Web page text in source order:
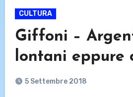
CULTURA
Giffoni –
lontani eppure
5 Settembre 2018